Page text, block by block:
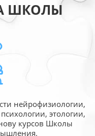
ШКОЛЫ
нейрофизиологии,
психологии, этологии,
курсов Школы